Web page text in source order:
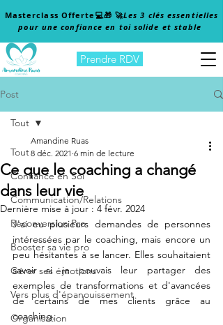
Masterclass Offerte 💻🎁 🚀Les 3 clés essentielles
pour une confiance en toi solide et stable
Prendre RDV
Post
Tout
Confiance en Soi
Communication/Relations
Reconversion Pro
Booster sa vie pro
Gérer ses émotions
Vers plus d'épanouissement
Organisation
Tout
Ce que le coaching a changé
dans leur vie
Amandine Ruas
8 déc. 2021 6 min de lecture
Dernière mise à jour : 4 févr. 2024
J'ai eu plusieurs demandes de personnes
intéressées par le coaching, mais encore un
peu hésitantes à se lancer. Elles souhaitaient
savoir si je pouvais leur partager des
exemples de transformations et d'avancées
de certains de mes clients grâce au
coaching.